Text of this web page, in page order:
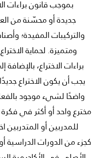
بموجب قانون براءات
جديدة أو محسّنة من
والتركيبات المفيدة؛
ومتميزة. لحماية
براءات الاختراع،
يجب أن يكون الاختراع
واضحًا لشيء موجود
مخترع واحد أو أكثر في فكرة
للمدربين أو المتدربين
كجزء من الدورات الدراسية